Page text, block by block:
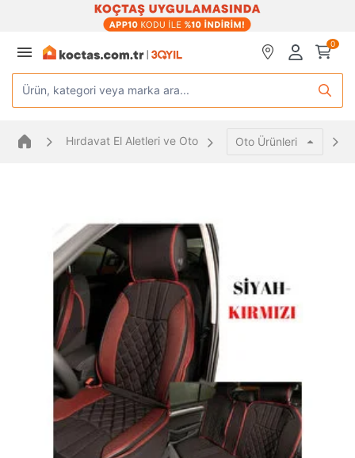
0
Ürün, kategori veya marka ara...
Hırdavat El Aletleri ve Oto Oto Ürünleri